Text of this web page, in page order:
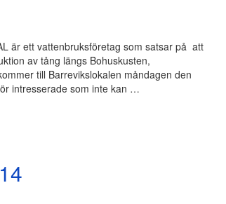
är ett vattenbruksföretag som satsar på att
av tång längs Bohuskusten,
till Barrevikslokalen måndagen den
intresserade som inte kan …